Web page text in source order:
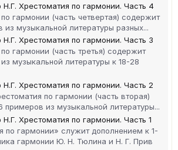
Н.Г. Хрестоматия по гармонии. Часть 4
гармонии (часть четвертая) содержит
из музыкальной литературы разных...
Н.Г. Хрестоматия по гармонии. Часть 3
гармонии (часть третья) содержит
музыкальной литературы к 18-28
Н.Г. Хрестоматия по гармонии. Часть 2
по гармонии (часть вторая)
примеров из музыкальной литературы...
Н.Г. Хрестоматия по гармонии. Часть 1
по гармонии» служит дополнением к 1-
гармонии Ю. Н. Тюлина и Н. Г. Прив